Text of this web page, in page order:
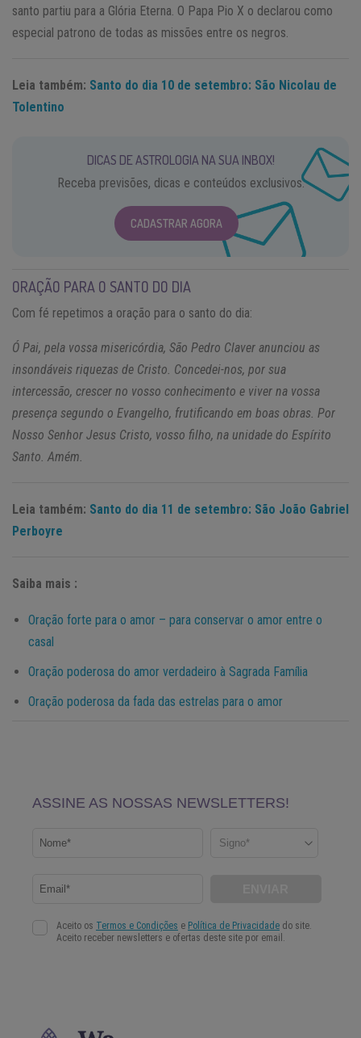
santo partiu para a Glória Eterna. O Papa Pio X o declarou como
especial patrono de todas as missões entre os negros.
Leia também: Santo do dia 10 de setembro: São Nicolau de
Tolentino
DICAS DE ASTROLOGIA NA SUA INBOX!
Receba previsões, dicas e conteúdos exclusivos.
CADASTRAR AGORA
ORAÇÃO PARA O SANTO DO DIA
Com fé repetimos a oração para o santo do dia:
Ó Pai, pela vossa misericórdia, São Pedro Claver anunciou as
insondáveis riquezas de Cristo. Concedei-nos, por sua
intercessão, crescer no vosso conhecimento e viver na vossa
presença segundo o Evangelho, frutificando em boas obras. Por
Nosso Senhor Jesus Cristo, vosso filho, na unidade do Espírito
Santo. Amém.
Leia também: Santo do dia 11 de setembro: São João Gabriel
Perboyre
Saiba mais :
Oração forte para o amor – para conservar o amor entre o
casal
Oração poderosa do amor verdadeiro à Sagrada Família
Oração poderosa da fada das estrelas para o amor